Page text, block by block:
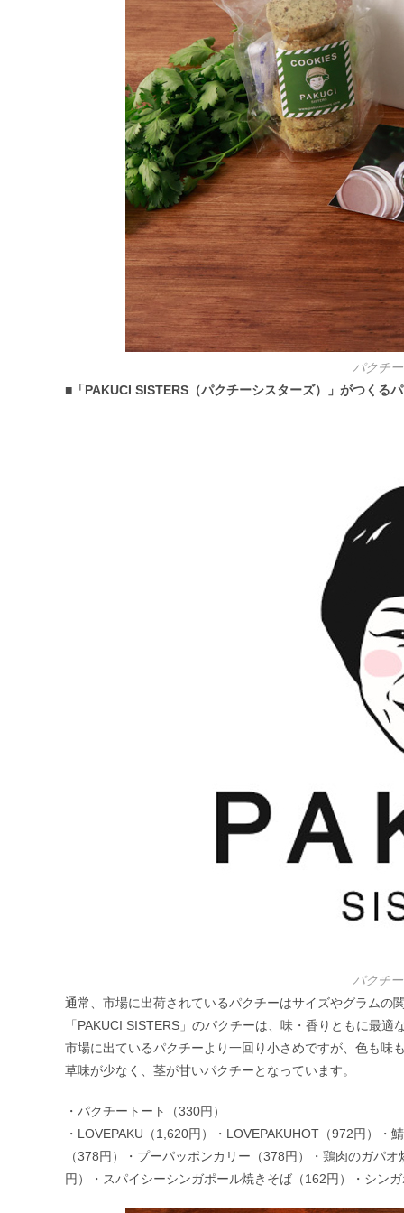
パクチ
■「PAKUCI SISTERS（パクチーシスターズ）」がつくる
パクチ
通常、市場に出荷されているパクチーはサイズやグラムの
「PAKUCI SISTERS」のパクチーは、味・香りともに最適
市場に出ているパクチーより一回り小さめですが、色も味
草味が少なく、茎が甘いパクチーとなっています。
・パクチートート（330円）
・LOVEPAKU（1,620円）・LOVEPAKUHOT（972円）
（378円）・プーパッポンカリー（378円）・鶏肉のガパ
円）・スパイシーシンガポール焼きそば（162円）・シン